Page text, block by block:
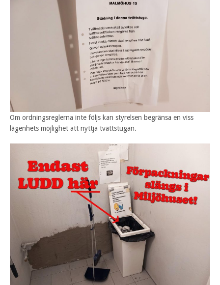
Om ordningsreglerna inte följs kan styrelsen begränsa en viss
lägenhets möjlighet att nyttja tvättstugan.